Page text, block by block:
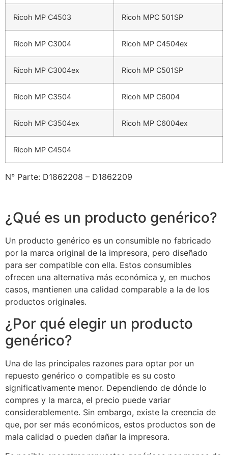
Ricoh MP C4503 Ricoh MPC 501SP
Ricoh MP C3004 Ricoh MP C4504ex
Ricoh MP C3004ex Ricoh MP C501SP
Ricoh MP C3504 Ricoh MP C6004
Ricoh MP C3504ex Ricoh MP C6004ex
Ricoh MP C4504
N° Parte: D1862208 – D1862209
¿Qué es un producto genérico?
Un producto genérico es un consumible no fabricado
por la marca original de la impresora, pero diseñado
para ser compatible con ella. Estos consumibles
ofrecen una alternativa más económica y, en muchos
casos, mantienen una calidad comparable a la de los
productos originales.
¿Por qué elegir un producto
genérico?
Una de las principales razones para optar por un
repuesto genérico o compatible es su costo
significativamente menor. Dependiendo de dónde lo
compres y la marca, el precio puede variar
considerablemente. Sin embargo, existe la creencia de
que, por ser más económicos, estos productos son de
mala calidad o pueden dañar la impresora.